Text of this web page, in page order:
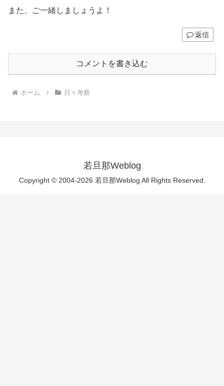
また、ご一緒しましょうよ！
返信
コメントを書き込む
ホーム 日々考察
若旦那Weblog
Copyright © 2004-2026 若旦那Weblog All Rights Reserved.